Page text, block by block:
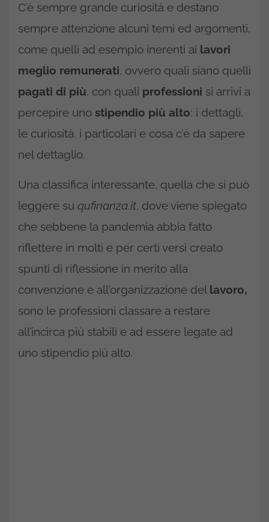
C’è sempre grande curiosità e destano
sempre attenzione alcuni temi ed argomenti,
come quelli ad esempio inerenti ai lavori
meglio remunerati, ovvero quali siano quelli
pagati di più, con quali professioni si arrivi a
percepire uno stipendio più alto: i dettagli,
le curiosità, i particolari e cosa c’è da sapere
nel dettaglio.
Una classifica interessante, quella che si può
leggere su qufinanza.it, dove viene spiegato
che sebbene la pandemia abbia fatto
riflettere in molti e per certi versi creato
spunti di riflessione in merito alla
convenzione e all’organizzazione del lavoro,
sono le professioni classare a restare
all’incirca più stabili e ad essere legate ad
uno stipendio più alto.